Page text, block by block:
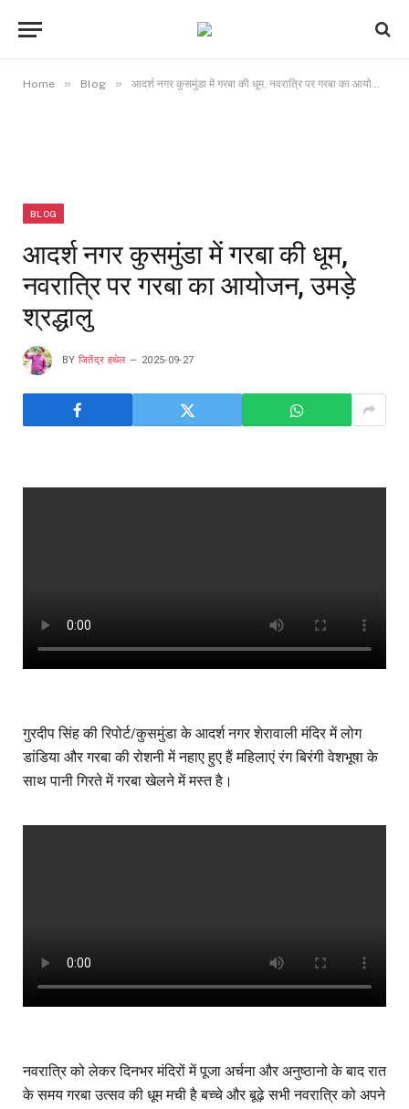
Home » Blog » आदर्श नगर कुसमुंडा में गरबा की धूम, नवरात्रि पर गरबा का आयोजन, उमड़े श्रद्धालु
BLOG
आदर्श नगर कुसमुंडा में गरबा की धूम,
नवरात्रि पर गरबा का आयोजन, उमड़े
श्रद्धालु
BY जितेंद्र हथेल 2025-09-27
गुरदीप सिंह की रिपोर्ट/कुसमुंडा के आदर्श नगर शेरावाली मंदिर में लोग
डांडिया और गरबा की रोशनी में नहाए हुए हैं महिलाएं रंग बिरंगी वेशभूषा के
साथ पानी गिरते में गरबा खेलने में मस्त है।
नवरात्रि को लेकर दिनभर मंदिरों में पूजा अर्चना और अनुष्ठानो के बाद रात
के समय गरबा उत्सव की धूम मची है बच्चे और बूढ़े सभी नवरात्रि को अपने